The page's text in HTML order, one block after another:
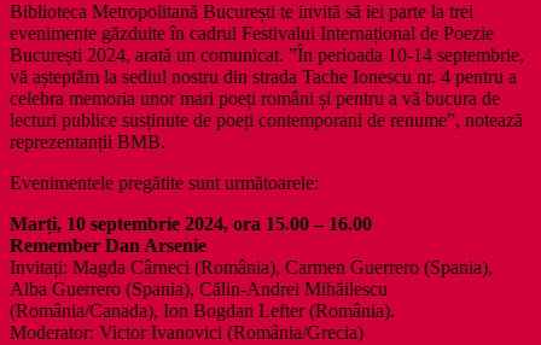
Biblioteca Metropolitană București te invită să iei parte la trei
evenimente găzduite în cadrul Festivalui Internațional de Poezie
București 2024, arată un comunicat. ”În perioada 10-14 septembrie,
vă așteptăm la sediul nostru din strada Tache Ionescu nr. 4 pentru a
celebra memoria unor mari poeți români și pentru a vă bucura de
lecturi publice susținute de poeți contemporani de renume”, notează
reprezentanții BMB.
Evenimentele pregătite sunt următoarele:
Marți, 10 septembrie 2024, ora 15.00 – 16.00
Remember Dan Arsenie
Invitați: Magda Cârneci (România), Carmen Guerrero (Spania),
Alba Guerrero (Spania), Călin-Andrei Mihăilescu
(România/Canada), Ion Bogdan Lefter (România).
Moderator: Victor Ivanovici (România/Grecia)